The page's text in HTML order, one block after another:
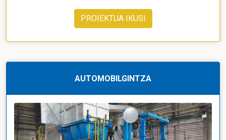
PROIEKTUA IKUSI
AUTOMOBILGINTZA